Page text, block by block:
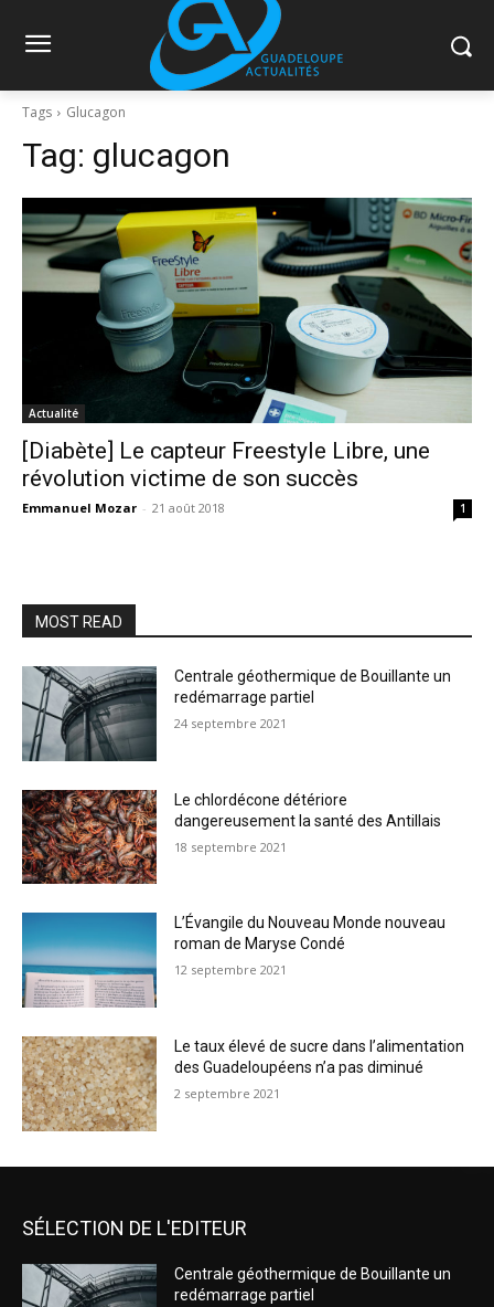
Tags Glucagon
Tag: glucagon
Actualité
[Diabète] Le capteur Freestyle Libre, une
révolution victime de son succès
Emmanuel Mozar - 21 août 2018 1
MOST READ
Centrale géothermique de Bouillante un
redémarrage partiel
24 septembre 2021
Le chlordécone détériore
dangereusement la santé des Antillais
18 septembre 2021
L’Évangile du Nouveau Monde nouveau
roman de Maryse Condé
12 septembre 2021
Le taux élevé de sucre dans l’alimentation
des Guadeloupéens n’a pas diminué
2 septembre 2021
SÉLECTION DE L'EDITEUR
Centrale géothermique de Bouillante un
redémarrage partiel